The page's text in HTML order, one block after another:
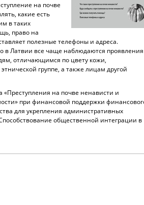
на почве
какие есть
в таких
право на
полезные телефоны и адреса.
в Латвии все чаще наблюдаются проявления
отличающимся по цвету кожи,
группе, а также лицам другой
на почве ненависти и
при финансовой поддержки
для укрепления административных
общественной интеграции в